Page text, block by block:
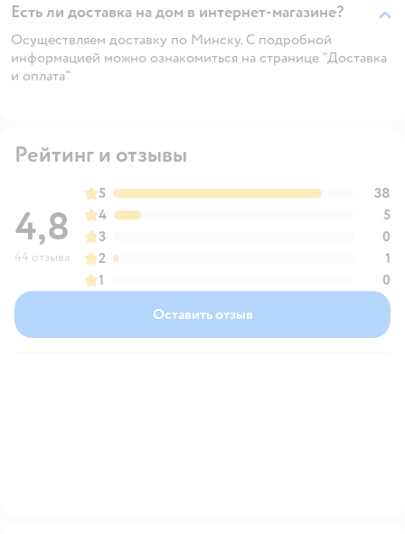
Есть ли доставка на дом в интернет-магазине?
Осуществляем доставку по Минску. С подробной
информацией можно ознакомиться на странице "Доставка
и оплата"
Рейтинг и отзывы
4,8
44 отзыва
5
38
4
5
3
0
2
1
1
0
Оставить отзыв